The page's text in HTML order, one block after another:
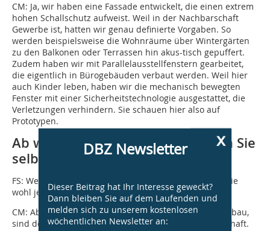
CM: Ja, wir haben eine Fassade entwickelt, die einen extrem
hohen Schallschutz aufweist. Weil in der Nachbarschaft
Gewerbe ist, hatten wir genau definierte Vorgaben. So
werden beispielsweise die Wohnräume über Wintergärten
zu den Balkonen oder Terrassen hin akus-tisch gepuffert.
Zudem haben wir mit Parallelausstellfenstern gearbeitet,
die eigentlich in Bürogebäuden verbaut werden. Weil hier
auch Kinder leben, haben wir die mechanisch bewegten
Fenster mit einer Sicherheitstechnologie ausgestattet, die
Verletzungen verhindern. Sie schauen hier also auf
Prototypen.
Ab welcher Geschosshöhe würden Sie
selbst hier wohnen wollen?
FS: Wenn wir uns das leisten könnten, dann gerne – wie
wohl jeder – in der obersten und größten Wohnung.
CM: Aber das ist theoretisch. Wir wohnen in einem Altbau,
sind dort zuhause mit Kind und vertrauter Nachbarschaft.
x
DBZ Newsletter
Dieser Beitrag hat Ihr Interesse geweckt?
Dann bleiben Sie auf dem Laufenden und
melden sich zu unserem kostenlosen
wöchentlichen Newsletter an: